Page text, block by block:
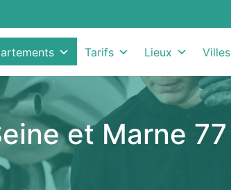
Tarifs Lieux Villes
et Marne 77